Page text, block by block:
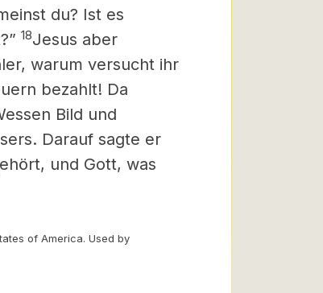
du? Ist es
18Jesus aber
warum versucht ihr
bezahlt! Da
Bild und
Darauf sagte er
und Gott, was
of America. Used by